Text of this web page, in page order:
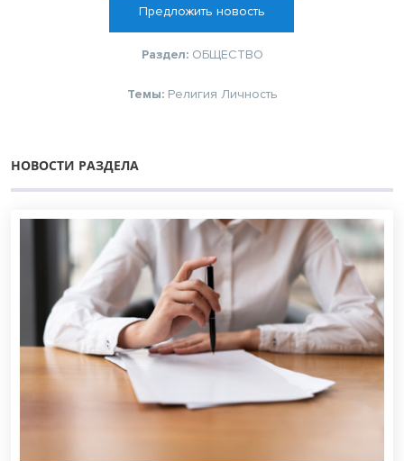
Предложить новость
Раздел: ОБЩЕСТВО
Темы: Религия Личность
НОВОСТИ РАЗДЕЛА